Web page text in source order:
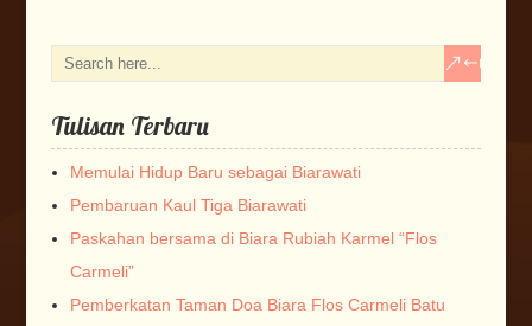
Tulisan Terbaru
Memulai Hidup Baru sebagai Biarawati
Pembaruan Kaul Tiga Biarawati
Paskahan bersama di Biara Rubiah Karmel “Flos
Carmeli”
Pemberkatan Taman Doa Biara Flos Carmeli Batu